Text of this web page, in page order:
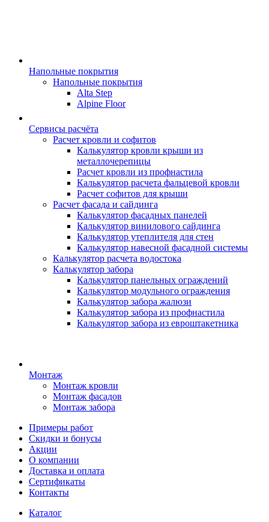
Напольные покрытия
Напольные покрытия
Alta Step
Alpine Floor
Сервисы расчёта
Расчет кровли и софитов
Калькулятор кровли крыши из
металлочерепицы
Расчет кровли из профнастила
Калькулятор расчета фальцевой кровли
Расчет софитов для крыши
Расчет фасада и сайдинга
Калькулятор фасадных панелей
Калькулятор винилового сайдинга
Калькулятор утеплителя для стен
Калькулятор навесной фасадной системы
Калькулятор расчета водостока
Калькулятор забора
Калькулятор панельных ограждений
Калькулятор модульного ограждения
Калькулятор забора жалюзи
Калькулятор забора из профнастила
Калькулятор забора из евроштакетника
Монтаж
Монтаж кровли
Монтаж фасадов
Монтаж забора
Примеры работ
Скидки и бонусы
Акции
О компании
Доставка и оплата
Сертификаты
Контакты
Каталог